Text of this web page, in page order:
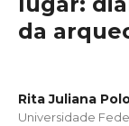
da
Rita Juliana
Universidade